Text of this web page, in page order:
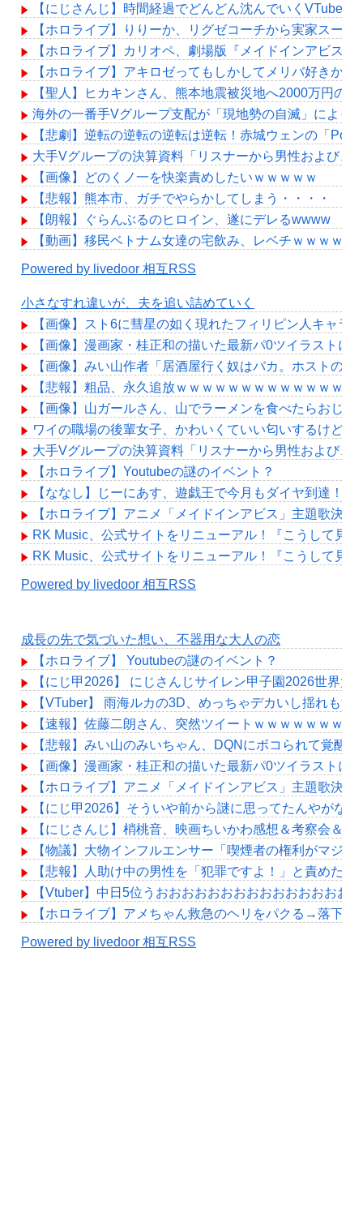
【にじさんじ】時間経過でどんどん沈んでいくVTuber
【ホロライブ】りりーか、リグゼコーチから実家スー
【ホロライブ】カリオペ、劇場版『メイドインアビス
【ホロライブ】アキロゼってもしかしてメリバ好きか？
【聖人】ヒカキンさん、熊本地震被災地へ2000万円の寄
海外の一番手Vグループ支配が「現地勢の自滅」によっ
【悲劇】逆転の逆転の逆転は逆転！赤城ウェンの「
大手Vグループの決算資料「リスナーから男性および
【画像】どのくノ一を快楽責めしたいｗｗｗｗｗ
【悲報】熊本市、ガチでやらかしてしまう・・・・
【朗報】ぐらんぶるのヒロイン、遂にデレるwwww
【動画】移民ベトナム女達の宅飲み、レベチｗｗｗｗ
Powered by livedoor 相互RSS
小さなすれ違いが、夫を追い詰めていく
【画像】スト6に彗星の如く現れたフィリピン人キャラ
【画像】漫画家・桂正和の描いた最新パ0ツイラスト
【画像】みい山作者「居酒屋行く奴はバカ。ホストの
【悲報】粗品、永久追放ｗｗｗｗｗｗｗｗｗｗｗｗｗｗ
【画像】山ガールさん、山でラーメンを食べたらおじ
ワイの職場の後輩女子、かわいくていい匂いするけどマ
大手Vグループの決算資料「リスナーから男性および
【ホロライブ】Youtubeの謎のイベント？
【ななし】じーにあす、遊戯王で今月もダイヤ到達！
【ホロライブ】アニメ「メイドインアビス」主題歌決
RK Music、公式サイトをリニューアル！『こうして見
RK Music、公式サイトをリニューアル！『こうして見
Powered by livedoor 相互RSS
成長の先で気づいた想い、不器用な大人の恋
【ホロライブ】 Youtubeの謎のイベント？
【にじ甲2026】 にじさんじサイレン甲子園2026世界大
【VTuber】 雨海ルカの3D、めっちゃデカいし揺れもす
【速報】佐藤二朗さん、突然ツイートｗｗｗｗｗｗｗ
【悲報】みい山のみいちゃん、DQNにボコられて覚醒
【画像】漫画家・桂正和の描いた最新パ0ツイラスト
【ホロライブ】アニメ「メイドインアビス」主題歌決
【にじ甲2026】そういや前から謎に思ってたんやがな
【にじさんじ】梢桃音、映画ちいかわ感想＆考察会＆
【物議】大物インフルエンサー「喫煙者の権利がマジ
【悲報】人助け中の男性を「犯罪ですよ！」と責めた
【Vtuber】中日5位うおおおおおおおおおおおおおおお
【ホロライブ】アメちゃん救急のヘリをパクる→落下【
Powered by livedoor 相互RSS